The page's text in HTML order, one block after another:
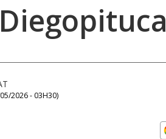
2026 - 03H30)